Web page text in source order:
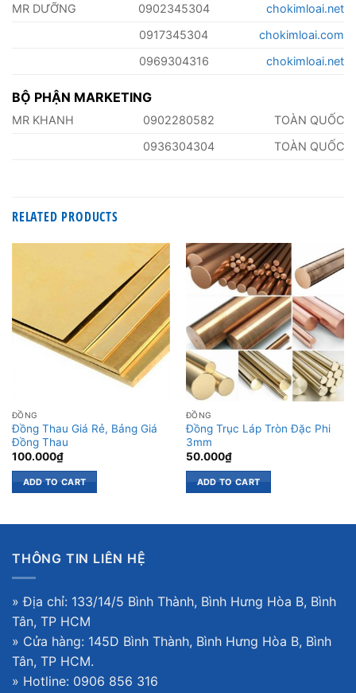
MR DƯỠNG
0902345304
chokimloai.net
0917345304
chokimloai.com
0969304316
chokimloai.net
BỘ PHẬN MARKETING
MR KHANH 0902280582
TOÀN QUỐC
0936304304
TOÀN QUỐC
RELATED PRODUCTS
ĐỒNG
Đồng Thau Giá Rẻ, Bảng Giá
Đồng Thau
100.000₫
ADD TO CART
ĐỒNG
Đồng Trục Láp Tròn Đặc Phi
3mm
50.000₫
ADD TO CART
THÔNG TIN LIÊN HỆ
» Địa chỉ: 133/14/5 Bình Thành, Bình Hưng Hòa B, Bình
Tân, TP HCM
» Cửa hàng: 145D Bình Thành, Bình Hưng Hòa B, Bình
Tân, TP HCM.
» Hotline: 0906 856 316